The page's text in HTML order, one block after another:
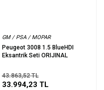
GM / PSA / MOPAR
Peugeot 3008 1.5 BlueHDI
Eksantrik Seti ORIJINAL
43.863,52 TL
33.994,23 TL